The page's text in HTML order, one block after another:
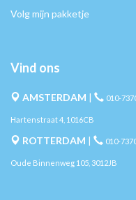
Volg mijn pakketje
Vind ons
AMSTERDAM | 010-
Hartenstraat 4, 1016CB
ROTTERDAM | 010-
Oude Binnenweg 105, 3012JB